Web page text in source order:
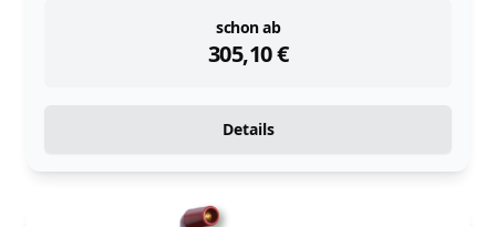
schon ab
305,10€
instock
Details